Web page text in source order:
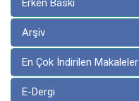
Erken Baskı
Arşiv
En Çok İndirilen Makaleler
E-Dergi